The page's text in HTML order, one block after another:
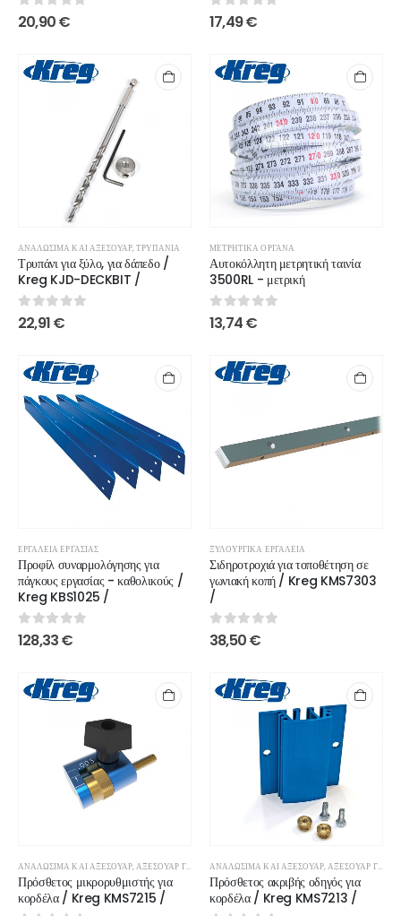
0out of 5
20,90€ 0out of 5
17,49€
ΑΝΑΛΏΣΙΜΑ ΚΑΙ ΑΞΕΣΟΥΆΡ,ΤΡΥΠΆΝΙΑ
Τρυπάνι για ξύλο, για δάπεδο /
Kreg KJD-DECKBIT /
0out of 5
22,91€
ΜΕΤΡΗΤΙΚΆ ΌΡΓΑΝΑ
Αυτοκόλλητη μετρητική ταινία
3500RL - μετρική
0out of 5
13,74€
ΕΡΓΑΛΕΊΑ ΕΡΓΑΣΊΑΣ
Προφίλ συναρμολόγησης για
πάγκους εργασίας - καθολικούς /
Kreg KBS1025 /
0out of 5
128,33€
ΞΥΛΟΥΡΓΙΚΆ ΕΡΓΑΛΕΊΑ
Σιδηροτροχιά για τοποθέτηση σε
γωνιακή κοπή / Kreg KMS7303
/
0out of 5
38,50€
ΑΝΑΛΏΣΙΜΑ ΚΑΙ ΑΞΕΣΟΥΆΡ, ΑΞΕΣΟΥΆΡ ΓΙΑ ΚΟΡΔΈΛΑ ΠΡΙΟΝΙΟΎ
Πρόσθετος μικρορυθμιστής για
κορδέλα / Kreg KMS7215 /
ΑΝΑΛΏΣΙΜΑ ΚΑΙ ΑΞΕΣΟΥΆΡ, ΑΞΕΣΟΥΆΡ ΓΙΑ ΚΟΡΔΈΛΑ ΠΡΙΟΝΙΟΎ
Πρόσθετος ακριβής οδηγός για
κορδέλα / Kreg KMS7213 /